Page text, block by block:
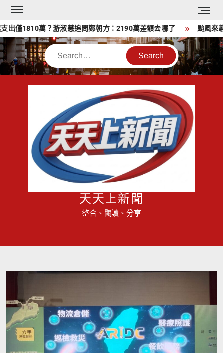
Skip
content
僅1810萬？游淑慧追問鄭朝方：2190萬差額去哪了 颱風來襲
Search
天天上新聞
整合、閱讀、分享